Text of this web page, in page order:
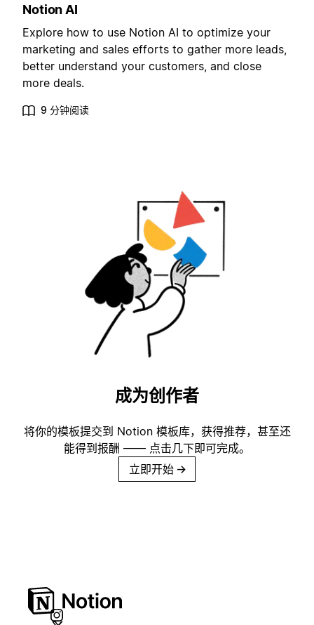
Notion AI
Explore how to use Notion AI to optimize your
marketing and sales efforts to gather more leads,
better understand your customers, and close
more deals.
9 分钟阅读
成为创作者
将你的模板提交到 Notion 模板库，获得推荐，甚至还
能得到报酬 —— 点击几下即可完成。
立即开始 →